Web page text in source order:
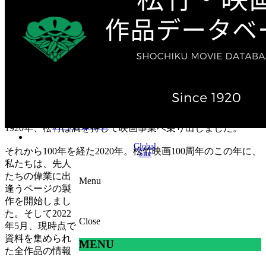
ゲーム事業（English）
企業情報
会社案内
Global
Site
Menu
Close
MENU
1920年、松竹は満を持して映画事業へ乗り出しました。
それから100年を経た2020年。松竹映画100周年のこの年に、
私たちは、先人
たちの偉業に出
逢うページの製
作を開始しまし
た。そして2022
年5月、現時点で
資料を集められ
た全作品の情報